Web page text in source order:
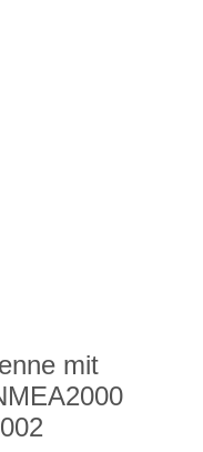
mit